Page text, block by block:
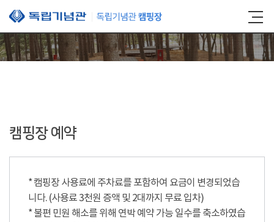
본문 바로가기
캠핑장 예약
* 캠핑장 사용료에 주차료를 포함하여 요금이 변경되었습
니다. (사용료 3천원 증액 및 2대까지 무료 입차)
* 불편 민원 해소를 위해 연박 예약 가능 일수를 축소하였습